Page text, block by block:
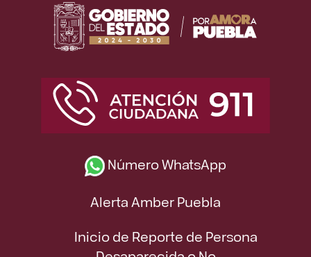
Número WhatsApp
Alerta Amber Puebla
Inicio de Reporte de Persona